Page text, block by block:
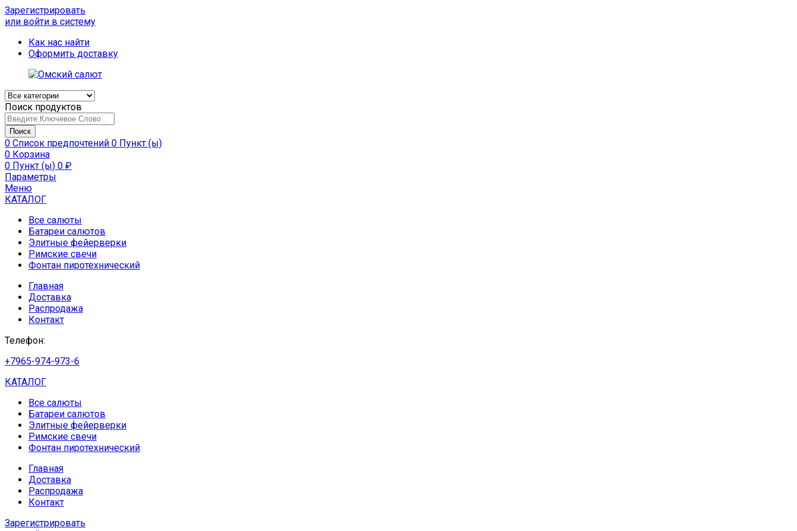
Зарегистрировать
или войти в систему
Как нас найти
Оформить доставку
Поиск продуктов
Поиск
0 Список предпочтений 0 Пункт (ы)
0 Корзина
0 Пункт (ы) 0 ₽
Параметры
Меню
КАТАЛОГ
Все салюты
Батареи салютов
Элитные фейерверки
Римские свечи
Фонтан пиротехнический
Главная
Доставка
Распродажа
Контакт
Телефон:
+7965-974-973-6
КАТАЛОГ
Все салюты
Батареи салютов
Элитные фейерверки
Римские свечи
Фонтан пиротехнический
Главная
Доставка
Распродажа
Контакт
Зарегистрировать